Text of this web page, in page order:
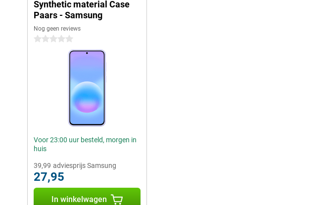
Synthetic material Case
Paars - Samsung
Nog geen reviews
0 sterren
Voor 23:00 uur besteld, morgen in
huis
39,99 adviesprijs Samsung
27,95
In winkelwagen